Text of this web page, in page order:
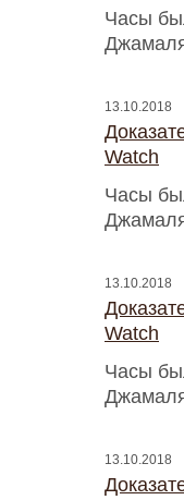
Часы
13.10.2018
Watch
Часы
13.10.2018
Watch
Часы
13.10.2018